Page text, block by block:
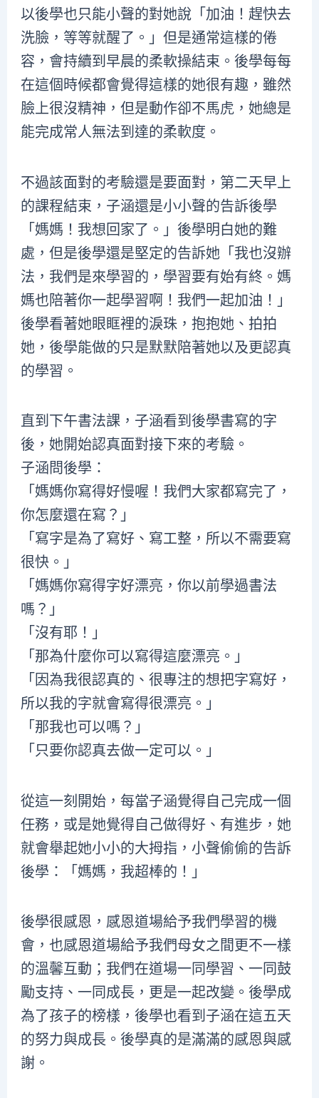
以後學也只能小聲的對她說「加油！趕快去
洗臉，等等就醒了。」但是通常這樣的倦
容，會持續到早晨的柔軟操結束。後學每每
在這個時候都會覺得這樣的她很有趣，雖然
臉上很沒精神，但是動作卻不馬虎，她總是
能完成常人無法到達的柔軟度。
不過該面對的考驗還是要面對，第二天早上
的課程結束，子涵還是小小聲的告訴後學
「媽媽！我想回家了。」後學明白她的難
處，但是後學還是堅定的告訴她「我也沒辦
法，我們是來學習的，學習要有始有終。媽
媽也陪著你一起學習啊！我們一起加油！」
後學看著她眼眶裡的淚珠，抱抱她、拍拍
她，後學能做的只是默默陪著她以及更認真
的學習。
直到下午書法課，子涵看到後學書寫的字
後，她開始認真面對接下來的考驗。
子涵問後學：
「媽媽你寫得好慢喔！我們大家都寫完了，
你怎麼還在寫？」
「寫字是為了寫好、寫工整，所以不需要寫
很快。」
「媽媽你寫得字好漂亮，你以前學過書法
嗎？」
「沒有耶！」
「那為什麼你可以寫得這麼漂亮。」
「因為我很認真的、很專注的想把字寫好，
所以我的字就會寫得很漂亮。」
「那我也可以嗎？」
「只要你認真去做一定可以。」
從這一刻開始，每當子涵覺得自己完成一個
任務，或是她覺得自己做得好、有進步，她
就會舉起她小小的大拇指，小聲偷偷的告訴
後學：「媽媽，我超棒的！」
後學很感恩，感恩道場給予我們學習的機
會，也感恩道場給予我們母女之間更不一樣
的溫馨互動；我們在道場一同學習、一同鼓
勵支持、一同成長，更是一起改變。後學成
為了孩子的榜樣，後學也看到子涵在這五天
的努力與成長。後學真的是滿滿的感恩與感
謝。